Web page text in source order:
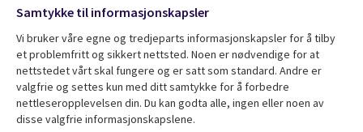
Useful
links
NORWAY
Om CGI Norge
Globalt nyhetsrom
Globale blogger
Finn ut mer om CGI
Vi holder deg informert
Abonnér
Samtykke til informasjonskapsler
Vi bruker våre egne og tredjeparts informasjonskapsler for å tilby
et problemfritt og sikkert nettsted. Noen er nødvendige for at
nettstedet vårt skal fungere og er satt som standard. Andre er
valgfrie og settes kun med ditt samtykke for å forbedre
nettleseropplevelsen din. Du kan godta alle, ingen eller noen av
disse valgfrie informasjonskapslene.